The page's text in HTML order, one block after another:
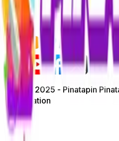
版权 © 2025 - Pinatapin
Information